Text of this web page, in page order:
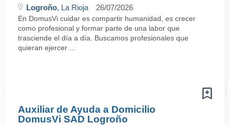
Logroño, La Rioja 26/07/2026
En DomusVi cuidar es compartir humanidad, es crecer
como profesional y formar parte de una labor que
trasciende el día a día. Buscamos profesionales que
quieran ejercer ...
Auxiliar de Ayuda a Domicilio
DomusVi SAD Logroño